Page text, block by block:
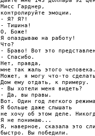
Мисс Гарднер,
контролируйте эмоции.
- Я? Я?!
- Тишина!
О, Боже!
Я опаздываю на работу!
Что?
- Браво! Вот это
- Спасибо.
Нет, правда,
мне так жаль этого человека.
Может, я могу что-то
Дом ему отдать, к примеру.
- Вы хотели меня видеть?
- Да, вы правы.
Вот. Один год легкого
Я больше даже слышать
не хочу об этом деле.
Я не понимаю...
Я, наверное, сказала это
быстро. Вы победили.